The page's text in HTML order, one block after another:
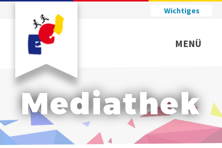
Wichtiges
MENÜ
Mediathek